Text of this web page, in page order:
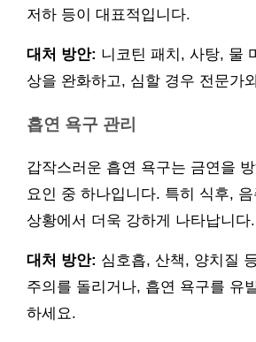
저하 등이 대표적입니다.
대처 방안: 니코틴 패치, 사탕, 물
상을 완화하고, 심할 경우 전문가
흡연 욕구 관리
갑작스러운 흡연 욕구는 금연을
요인 중 하나입니다. 특히 식후,
상황에서 더욱 강하게 나타납니다.
대처 방안: 심호흡, 산책, 양치질
주의를 돌리거나, 흡연 욕구를 유
하세요.